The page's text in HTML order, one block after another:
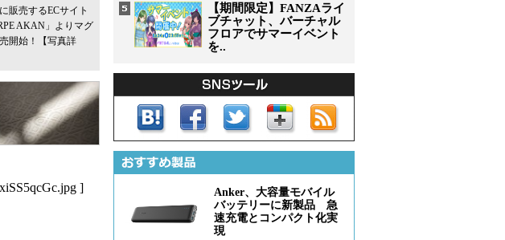
販売するECサイト
AKAN」よりマグ
開始！
【写真詳
]
【期間限定】FANZAライ
ブチャット、バーチャル
フロアでサマーイベント
を..
Anker、大容量モバイル
バッテリーに新製品 急
速充電とコンパクト化実
現